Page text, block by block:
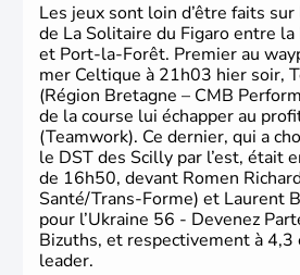
Les jeux sont loin d’être faits
de La Solitaire du Figaro entre
et Port-la-Forêt. Premier au
mer Celtique à 21h03 hier soir,
(Région Bretagne – CMB
de la course lui échapper au
(Teamwork). Ce dernier, qui a
le DST des Scilly par l’est, était
de 16h50, devant Romen
Santé/Trans-Forme) et Laurent
pour l’Ukraine 56 - Devenez
Bizuths, et respectivement à
leader.